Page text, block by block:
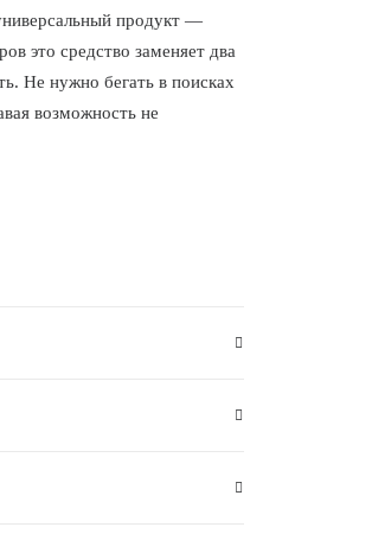
продукт —
это средство заменяет два
Не нужно бегать в поисках
возможность не